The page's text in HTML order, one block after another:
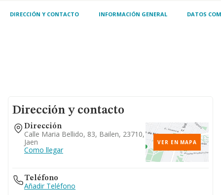
DIRECCIÓN Y CONTACTO INFORMACIÓN GENERAL DATOS
Dirección y contacto
Dirección
Calle Maria Bellido, 83, Bailen, 23710,
Jaen
Como llegar
VER EN MAPA
Teléfono
Añadir Teléfono